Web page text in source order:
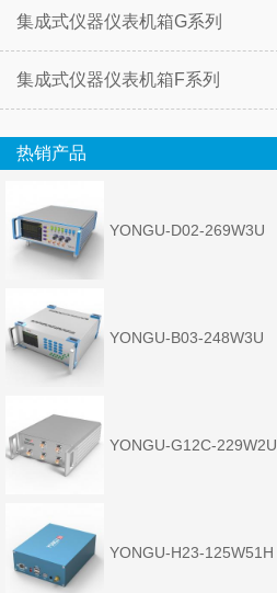
集成式仪器仪表机箱G系列
集成式仪器仪表机箱F系列
热销产品
YONGU-D02-269W3U
YONGU-B03-248W3U
YONGU-G12C-229W2U
YONGU-H23-125W51H